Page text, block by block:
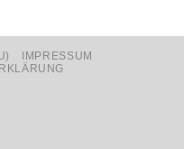
IMPRESSUM